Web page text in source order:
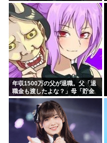
年収1500万の父が退職。父「退
職金も渡したよな？」母「貯金
なんてないよー」父「全部なく
なったの！？」→予想外の返事
に家族騒然となり…